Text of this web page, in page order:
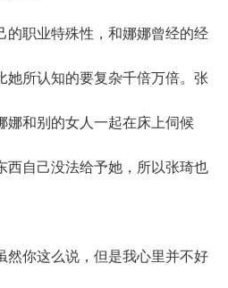
职业特殊性，和娜娜曾经的经
她所认知的要复杂千倍万倍。张
娜和别的女人一起在床上伺候
西自己没法给予她，所以张琦也
你这么说，但是我心里并不好